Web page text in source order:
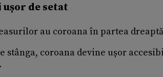
ușor de setat
au coroana în partea
stânga, coroana devine ușor